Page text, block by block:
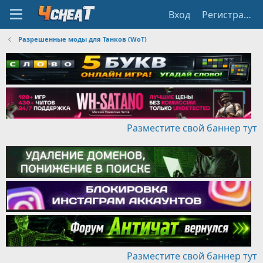
Вход Регистрация
Разрешенные моды для Танков (WoT)
Разместите свой баннер тут
Разместите свой баннер тут